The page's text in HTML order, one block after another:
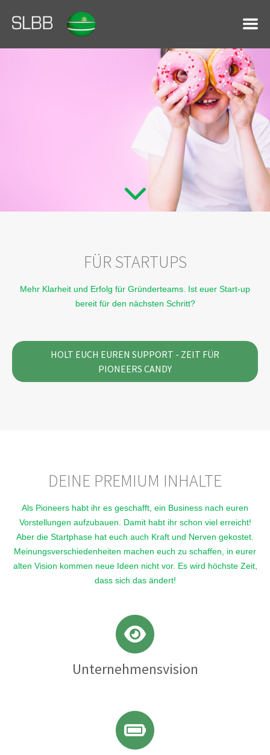
FÜR STARTUPS
Mehr Klarheit und Erfolg für Gründerteams. Ist euer Start-up
bereit für den nächsten Schritt?
HOLT EUCH EUREN SUPPORT - ZEIT FÜR
PIONEERS CANDY
DEINE PREMIUM INHALTE
Als Pioneers habt ihr es geschafft, ein Business nach euren
Vorstellungen aufzubauen. Damit habt ihr schon viel erreicht!
Aber die Startphase hat euch auch Kraft und Nerven gekostet.
Meinungsverschiedenheiten machen euch zu schaffen, in eurer
alten Vision kommen neue Ideen nicht vor. Es wird höchste Zeit,
dass sich das ändert!
Unternehmensvision